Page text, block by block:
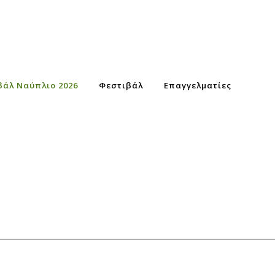
Ναύπλιο 2026 Φεστιβάλ Επαγγελματίες